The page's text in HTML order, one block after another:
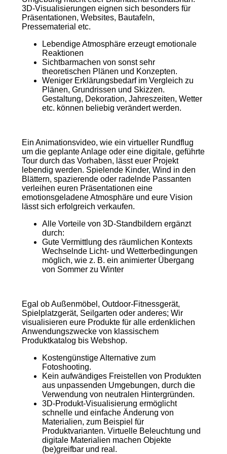
3D-Visualisierungen eignen sich besonders für
Präsentationen, Websites, Bautafeln,
Pressematerial etc.
Lebendige Atmosphäre erzeugt emotionale
Reaktionen
Sichtbarmachen von sonst sehr
theoretischen Plänen und Konzepten.
Weniger Erklärungsbedarf im Vergleich zu
Plänen, Grundrissen und Skizzen.
Gestaltung, Dekoration, Jahreszeiten, Wetter
etc. können beliebig verändert werden.
Ein Animationsvideo, wie ein virtueller Rundflug
um die geplante Anlage oder eine digitale, geführte
Tour durch das Vorhaben, lässt euer Projekt
lebendig werden. Spielende Kinder, Wind in den
Blättern, spazierende oder radelnde Passanten
verleihen euren Präsentationen eine
emotionsgeladene Atmosphäre und eure Vision
lässt sich erfolgreich verkaufen.
Alle Vorteile von 3D-Standbildern ergänzt
durch:
Gute Vermittlung des räumlichen Kontexts
Wechselnde Licht- und Wetterbedingungen
möglich, wie z. B. ein animierter Übergang
von Sommer zu Winter
Egal ob Außenmöbel, Outdoor-Fitnessgerät,
Spielplatzgerät, Seilgarten oder anderes; Wir
visualisieren eure Produkte für alle erdenklichen
Anwendungszwecke von klassischem
Produktkatalog bis Webshop.
Kostengünstige Alternative zum
Fotoshooting.
Kein aufwändiges Freistellen von Produkten
aus unpassenden Umgebungen, durch die
Verwendung von neutralen Hintergründen.
3D-Produkt-Visualisierung ermöglicht
schnelle und einfache Änderung von
Materialien, zum Beispiel für
Produktvarianten. Virtuelle Beleuchtung und
digitale Materialien machen Objekte
(be)greifbar und real.